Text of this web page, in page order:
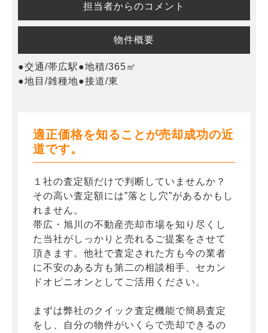
担当者からのコメント
物件概要
●交通/帯広駅●地積/365㎡
●地目/雑種地●接道/東
適正価格を知ることが売却成功の近
道です。
１社の査定額だけで判断していませんか？
その高い査定額には”落とし穴”があるかもし
れません。
帯広・旭川の不動産売却市場を知り尽くし
た当社がしっかりと売れるご提案をさせて
頂きます。他社で査定された方も今の業者
に不安のある方も第二の相談相手、セカン
ドオピニオンとしてご活用ください。
まずは弊社のクイック査定機能で簡易査定
をし、自分の物件がいくらで売却できるの